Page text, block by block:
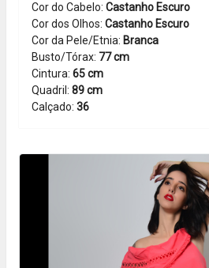
Cor do Cabelo: Castanho Escuro
Cor dos Olhos: Castanho Escuro
Cor da Pele/Etnia: Branca
Busto/Tórax: 77 cm
Cintura: 65 cm
Quadril: 89 cm
Calçado: 36